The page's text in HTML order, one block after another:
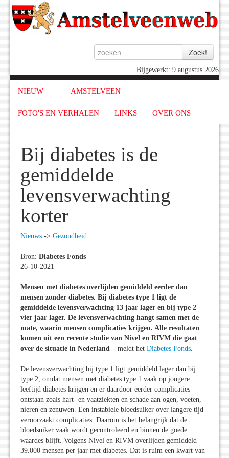
Bijgewerkt: 9 augustus 2026
NIEUW AMSTELVEEN
FOTO'S EN VERHALEN LINKS OVER ONS
Bij diabetes is de
gemiddelde
levensverwachting
korter
Nieuws -> Gezondheid
Bron: Diabetes Fonds
26-10-2021
Mensen met diabetes overlijden gemiddeld eerder dan
mensen zonder diabetes. Bij diabetes type 1 ligt de
gemiddelde levensverwachting 13 jaar lager en bij type 2
vier jaar lager. De levensverwachting hangt samen met de
mate, waarin mensen complicaties krijgen. Alle resultaten
komen uit een recente studie van Nivel en RIVM die gaat
over de situatie in Nederland – meldt het Diabetes Fonds.
De levensverwachting bij type 1 ligt gemiddeld lager dan bij
type 2, omdat mensen met diabetes type 1 vaak op jongere
leeftijd diabetes krijgen en er daardoor eerder complicaties
ontstaan zoals hart- en vaatziekten en schade aan ogen, voeten,
nieren en zenuwen. Een instabiele bloedsuiker over langere tijd
veroorzaakt complicaties. Daarom is het belangrijk dat de
bloedsuiker vaak wordt gecontroleerd en binnen de goede
waardes blijft. Volgens Nivel en RIVM overlijden gemiddeld
39.000 mensen per jaar met diabetes. Dat is ruim een kwart van